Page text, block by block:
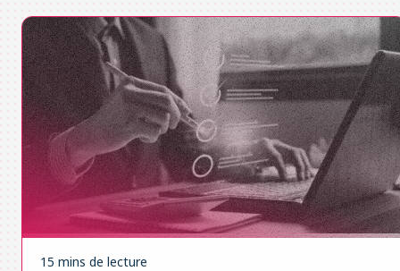
15 mins de lecture